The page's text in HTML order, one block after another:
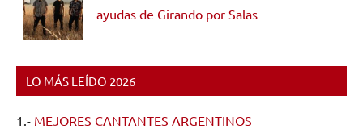
ayudas de Girando por Salas
LO MÁS LEÍDO 2026
1.- MEJORES CANTANTES ARGENTINOS